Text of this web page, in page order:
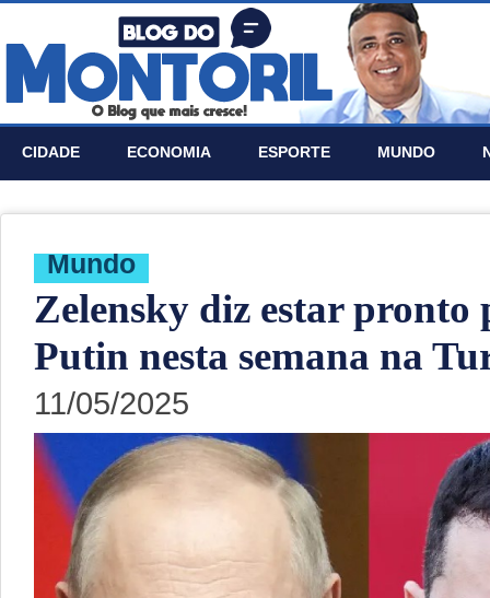
CIDADE ECONOMIA ESPORTE MUNDO
Mundo
Zelensky diz estar pronto
Putin nesta semana na
11/05/2025